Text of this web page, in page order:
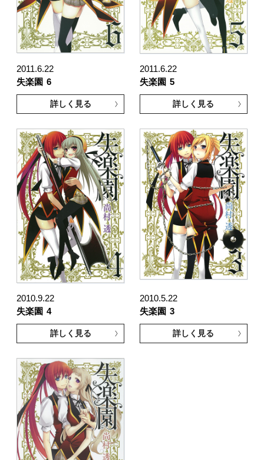
2011.6.22
失楽園 6
詳しく見る
2011.6.22
失楽園 5
詳しく見る
2010.9.22
失楽園 4
詳しく見る
2010.5.22
失楽園 3
詳しく見る